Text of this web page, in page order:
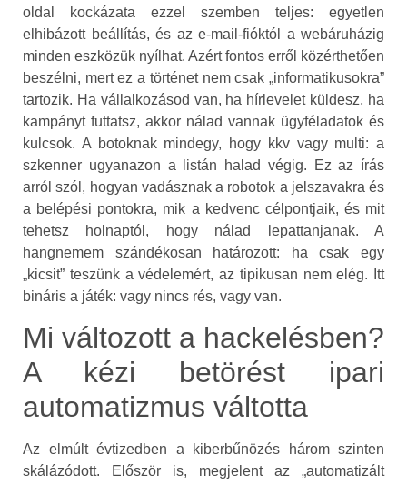
oldal kockázata ezzel szemben teljes: egyetlen
elhibázott beállítás, és az e‑mail‑fióktól a webáruházig
minden eszközük nyílhat. Azért fontos erről közérthetően
beszélni, mert ez a történet nem csak „informatikusokra”
tartozik. Ha vállalkozásod van, ha hírlevelet küldesz, ha
kampányt futtatsz, akkor nálad vannak ügyféladatok és
kulcsok. A botoknak mindegy, hogy kkv vagy multi: a
szkenner ugyanazon a listán halad végig. Ez az írás
arról szól, hogyan vadásznak a robotok a jelszavakra és
a belépési pontokra, mik a kedvenc célpontjaik, és mit
tehetsz holnaptól, hogy nálad lepattanjanak. A
hangnemem szándékosan határozott: ha csak egy
„kicsit” teszünk a védelemért, az tipikusan nem elég. Itt
bináris a játék: vagy nincs rés, vagy van.
Mi változott a hackelésben?
A kézi betörést ipari
automatizmus váltotta
Az elmúlt évtizedben a kiberbűnözés három szinten
skálázódott. Először is, megjelent az „automatizált